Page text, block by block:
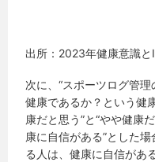
出所：2023年健康意識と
次に、“スポーツログ管
健康であるか？という健
康だと思う”と“やや健康
康に自信がある”とした
る人は、健康に自信があ